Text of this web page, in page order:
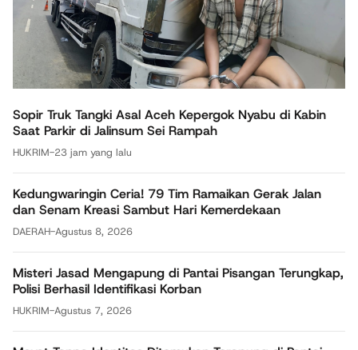
Sopir Truk Tangki Asal Aceh Kepergok Nyabu di Kabin
Saat Parkir di Jalinsum Sei Rampah
HUKRIM-23 jam yang lalu
Kedungwaringin Ceria! 79 Tim Ramaikan Gerak Jalan
dan Senam Kreasi Sambut Hari Kemerdekaan
DAERAH-Agustus 8, 2026
Misteri Jasad Mengapung di Pantai Pisangan Terungkap,
Polisi Berhasil Identifikasi Korban
HUKRIM-Agustus 7, 2026